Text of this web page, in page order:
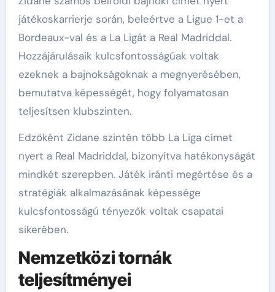
játékoskarrierje során, beleértve a Ligue 1-et a
Bordeaux-val és a La Ligát a Real Madriddal.
Hozzájárulásaik kulcsfontosságúak voltak
ezeknek a bajnokságoknak a megnyerésében,
bemutatva képességét, hogy folyamatosan
teljesítsen klubszinten.
Edzőként Zidane szintén több La Liga címet
nyert a Real Madriddal, bizonyítva hatékonyságát
mindkét szerepben. Játék iránti megértése és a
stratégiák alkalmazásának képessége
kulcsfontosságú tényezők voltak csapatai
sikerében.
Nemzetközi tornák
teljesítményei